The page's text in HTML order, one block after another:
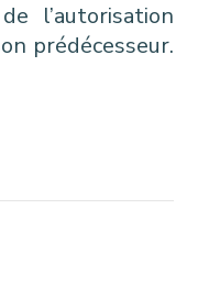
l’autorisation
prédécesseur.